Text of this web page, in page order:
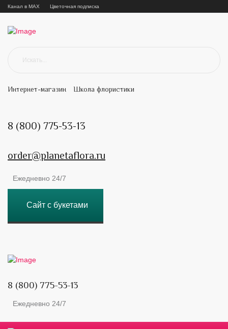
Канал в MAX Цветочная подписка
Интернет-магазин Школа флористики
8 (800) 775-53-13
order@planetaflora.ru
Ежедневно 24/7
Сайт с букетами
8 (800) 775-53-13
Ежедневно 24/7